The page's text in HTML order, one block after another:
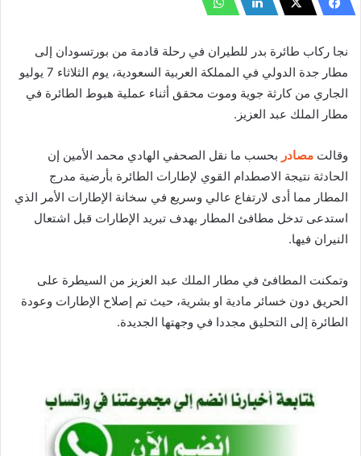
نجا ركاب طائرة بدر للطيران في رحلة قادمة من بورتسودان إلى
مطار جدة الدولي في المملكة العربية السعودية، يوم الثلاثاء 7 يوليو
الجاري من كارثة جوية وموت محقق أثناء عملية هبوط الطائرة في
مطار الملك عبد العزيز.
وقالت مصادر بحسب ما نقل الصحفي الهادي محمد الأمين إن
الحادثة نتيجة الاصطدام القوي لإطارات الطائرة بأرضية مدرج
المطار مما أدى لارتفاع عالي وسريع في سخانة الإطارات الأمر الذي
استدعى تدخل مطافئ المطار بهدف تبريد الإطارات قبل اشتعال
النيران فيها.
وتمكنت المطافئ في مطار الملك عبد العزيز من السيطرة على
الحريق دون خسائر مادية او بشرية، حيث تم إصلاح الإطارات وعودة
الطائرة إلى التحليق مجددا في وجهتها الجديدة.